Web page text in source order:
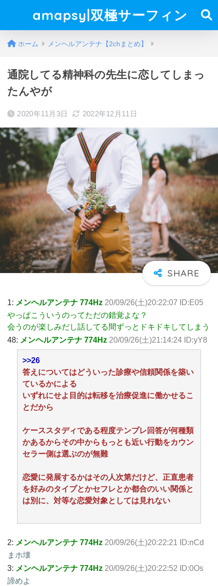
amapsy|双極サーフィン
ホーム メンヘルアンテナ【2chまとめ】
通院してる精神科の先生に恋してしまっ
たんやが
2020年11月3日 2022年12月11日
1: メンヘルアンテナ 774Hz 20/09/26(土)20:22:07 ID:E05
やっぱこういうのってただの錯覚よな？
会うのが楽しみだし話してる間ずっとドキドキしてしまう
48: メンヘルアンテナ 774Hz 20/09/26(土)21:14:24 ID:yY8
>>26
答えについてはどういった診療や信頼関係を築い
ているかによる
いずれにせよ目的は転移を治療促進に働かせるこ
とだから
ケーススタディである程度テンプレ回答が何種類
かあるからその中からもっとも近い行動をカウン
セラー側は選ぶのが無難
恋愛に発展するかはその人次第だけど、正直患者
を好みのタイプとかセフレとか都合のいい関係と
は別に、対等な恋愛対象としては見れない
2: メンヘルアンテナ 774Hz 20/09/26(土)20:22:21 ID:nCd
まホ壊
3: メンヘルアンテナ 774Hz 20/09/26(土)20:22:52 ID:0Os
諦めよ